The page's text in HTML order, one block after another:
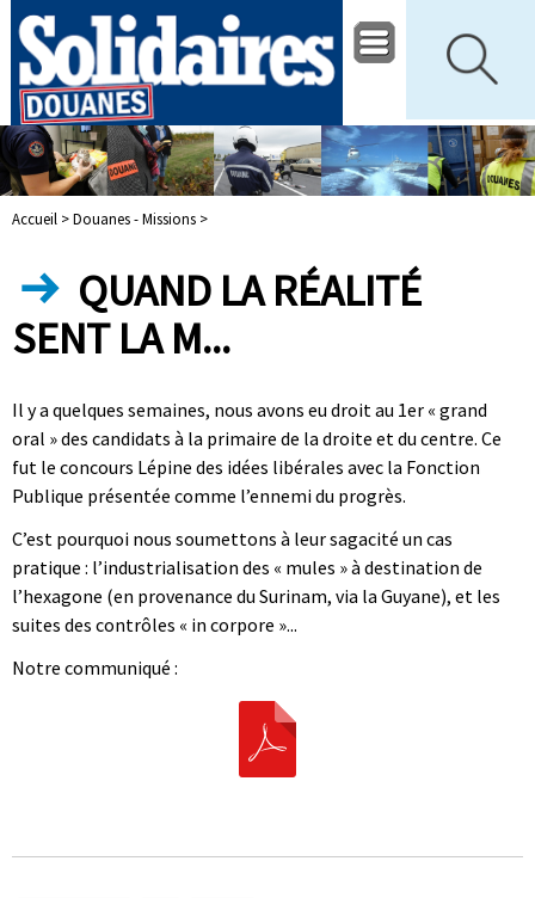
Accueil >Douanes - Missions >
QUAND LA RÉALITÉ
SENT LA M...
Il y a quelques semaines, nous avons eu droit au 1er « grand
oral » des candidats à la primaire de la droite et du centre. Ce
fut le concours Lépine des idées libérales avec la Fonction
Publique présentée comme l’ennemi du progrès.
C’est pourquoi nous soumettons à leur sagacité un cas
pratique : l’industrialisation des « mules » à destination de
l’hexagone (en provenance du Surinam, via la Guyane), et les
suites des contrôles « in corpore »...
Notre communiqué :